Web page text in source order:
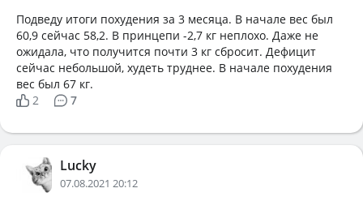
Подведу итоги похудения за 3 месяца. В начале вес был
60,9 сейчас 58,2. В принцепи -2,7 кг неплохо. Даже не
ожидала, что получится почти 3 кг сбросит. Дефицит
сейчас небольшой, худеть труднее. В начале похудения
вес был 67 кг.
2
7
Lucky
07.08.2021 20:12